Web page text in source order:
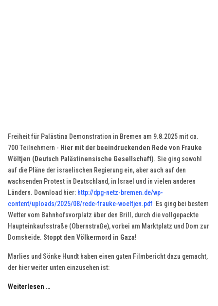
Freiheit für Palästina Demonstration in Bremen am 9.8.2025 mit ca.
700 Teilnehmern - Hier mit der beeindruckenden Rede von Frauke
Wöltjen (Deutsch Palästinensische Gesellschaft). Sie ging sowohl
auf die Pläne der israelischen Regierung ein, aber auch auf den
wachsenden Protest in Deutschland, in Israel und in vielen anderen
Ländern. Download hier: http://dpg-netz-bremen.de/wp-
content/uploads/2025/08/rede-frauke-woeltjen.pdf Es ging bei bestem
Wetter vom Bahnhofsvorplatz über den Brill, durch die vollgepackte
Haupteinkaufsstraße (Obernstraße), vorbei am Marktplatz und Dom zur
Domsheide. Stoppt den Völkermord in Gaza!
Marlies und Sönke Hundt haben einen guten Filmbericht dazu gemacht,
der hier weiter unten einzusehen ist:
Weiterlesen …